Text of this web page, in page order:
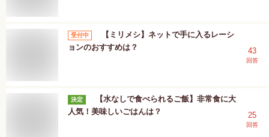
受付中
【ミリメシ】ネットで手に入るレーシ
ョンのおすすめは？
43
回答
決定
【水なしで食べられるご飯】非常食に大
人気！美味しいごはんは？
25
回答